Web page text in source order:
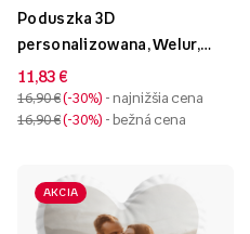
Poduszka 3D
personalizowana, Welur,
Srdce s menami, 33x33 cm
11,83 €
16,90 € -30% - najnižšia cena
16,90 € -30% - bežná cena
AKCIA